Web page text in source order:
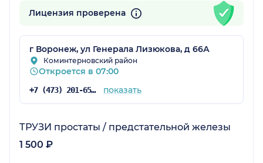
Лицензия проверена
г Воронеж, ул Генерала Лизюкова, д 66А
Коминтерновский район
Откроется в 07:00
+7 (473) 201-65-34 показать
ТРУЗИ простаты / предстательной железы
1 500 ₽